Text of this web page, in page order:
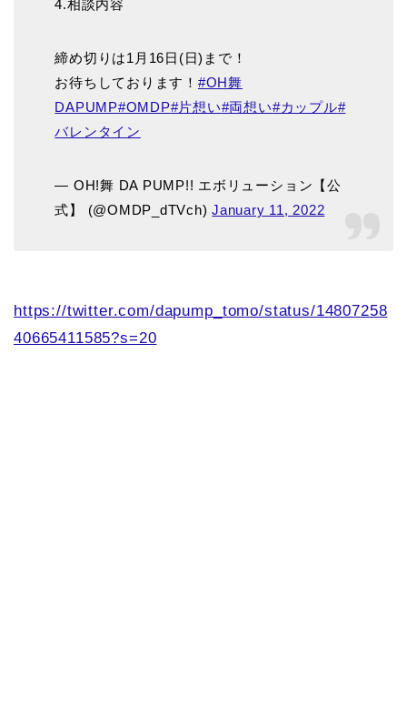
4.相談内容
締め切りは1月16日(日)まで！
お待ちしております！ #OH舞
DAPUMP#OMDP#片想い#両想い#カップル#
バレンタイン
— OH!舞 DA PUMP!! エボリューション【公
式】 (@OMDP_dTVch)January 11, 2022
https://twitter.com/dapump_tomo/status/14807258
40665411585?s=20